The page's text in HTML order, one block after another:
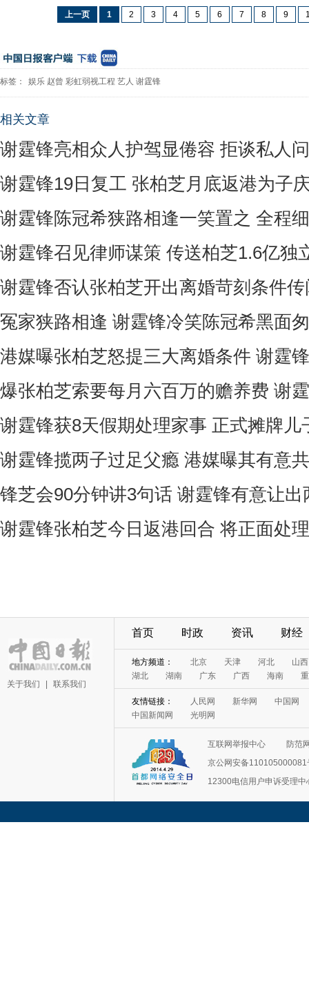
上一页 1 2 3 4 5 6 7 8 9
标签： 娱乐 赵曾 彩虹弱视工程 艺人 谢霆锋
相关文章
谢霆锋亮相众人护驾显倦容 拒谈私人
谢霆锋19日复工 张柏芝月底返港为子
谢霆锋陈冠希狭路相逢一笑置之 全程
谢霆锋召见律师谋策 传送柏芝1.6亿独
谢霆锋否认张柏芝开出离婚苛刻条件传
冤家狭路相逢 谢霆锋冷笑陈冠希黑面
港媒曝张柏芝怒提三大离婚条件 谢霆
爆张柏芝索要每月六百万的赡养费 谢
谢霆锋获8天假期处理家事 正式摊牌儿
谢霆锋揽两子过足父瘾 港媒曝其有意
锋芝会90分钟讲3句话 谢霆锋有意让出
谢霆锋张柏芝今日返港回合 将正面处
关于我们 联系我们
首页 时政 资讯 财经
地方频道： 北京 天津 河北
山西
湖北
湖南 广东 广西 海南
友情链接： 人民网 新华网
中国网
中国新闻网
光明网
互联网举报中心
防范
京公网安备110105000081
12300电信用户申诉受理中